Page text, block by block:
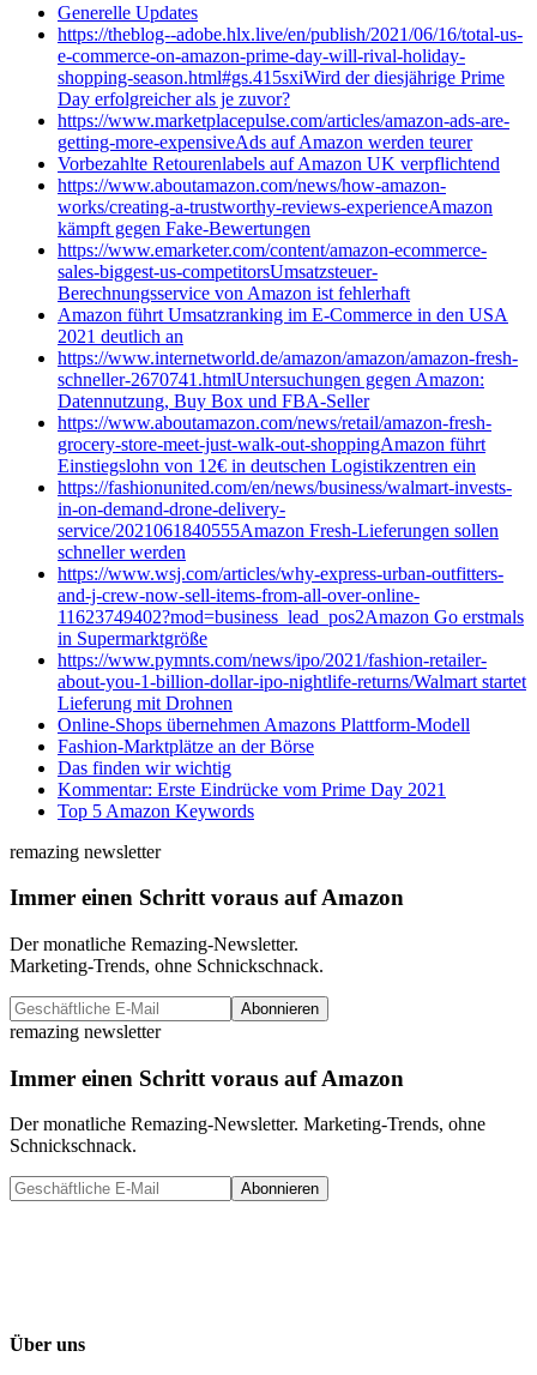
Generelle Updates
https://theblog--adobe.hlx.live/en/publish/2021/06/16/total-us-
e-commerce-on-amazon-prime-day-will-rival-holiday-
shopping-season.html#gs.415sxiWird der diesjährige Prime
Day erfolgreicher als je zuvor?
https://www.marketplacepulse.com/articles/amazon-ads-are-
getting-more-expensiveAds auf Amazon werden teurer
Vorbezahlte Retourenlabels auf Amazon UK verpflichtend
https://www.aboutamazon.com/news/how-amazon-
works/creating-a-trustworthy-reviews-experienceAmazon
kämpft gegen Fake-Bewertungen
https://www.emarketer.com/content/amazon-ecommerce-
sales-biggest-us-competitorsUmsatzsteuer-
Berechnungsservice von Amazon ist fehlerhaft
Amazon führt Umsatzranking im E-Commerce in den USA
2021 deutlich an
https://www.internetworld.de/amazon/amazon/amazon-fresh-
schneller-2670741.htmlUntersuchungen gegen Amazon:
Datennutzung, Buy Box und FBA-Seller
https://www.aboutamazon.com/news/retail/amazon-fresh-
grocery-store-meet-just-walk-out-shoppingAmazon führt
Einstiegslohn von 12€ in deutschen Logistikzentren ein
https://fashionunited.com/en/news/business/walmart-invests-
in-on-demand-drone-delivery-
service/2021061840555Amazon Fresh-Lieferungen sollen
schneller werden
https://www.wsj.com/articles/why-express-urban-outfitters-
and-j-crew-now-sell-items-from-all-over-online-
11623749402?mod=business_lead_pos2Amazon Go erstmals
in Supermarktgröße
https://www.pymnts.com/news/ipo/2021/fashion-retailer-
about-you-1-billion-dollar-ipo-nightlife-returns/Walmart startet
Lieferung mit Drohnen
Online-Shops übernehmen Amazons Plattform-Modell
Fashion-Marktplätze an der Börse
Das finden wir wichtig
Kommentar: Erste Eindrücke vom Prime Day 2021
Top 5 Amazon Keywords
remazing newsletter
Immer einen Schritt voraus auf Amazon
Der monatliche Remazing-Newsletter.
Marketing-Trends, ohne Schnickschnack.
Abonnieren
remazing newsletter
Immer einen Schritt voraus auf Amazon
Der monatliche Remazing-Newsletter. Marketing-Trends, ohne
Schnickschnack.
Abonnieren
Über uns